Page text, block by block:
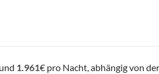
1.961€ pro Nacht, abhängig von